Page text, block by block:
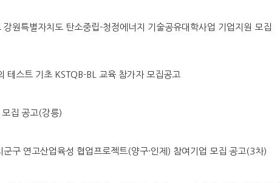
원특별자치도 탄소중립-청정에너지 기술공유대학사업 기업지원 모집
스트 기초 KSTQB-BL 교육 참가자 모집공고
집 공고(강릉)
구 연고산업육성 협업프로젝트(양구·인제) 참여기업 모집 공고(3차)